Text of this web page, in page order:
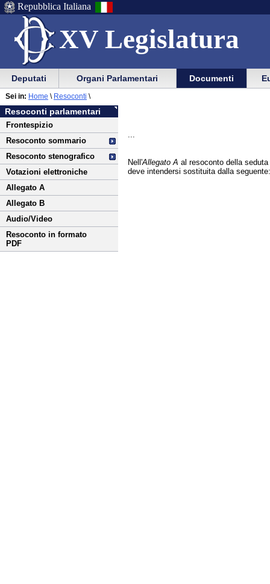
XV Legislatura
Menu
di
ausilio
alla
navigazione
Vai
Menu
di
navigazione
principale
Repubblica Italiana
Menu
di
navigazione
principale
Vai
menu
di
sezione
Deputati Organi Parlamentari Documenti
Vai
al
contenuto
Resoconti parlamentari
Frontespizio
Resoconto sommario
Resoconto stenografico
Votazioni elettroniche
Allegato A
Allegato B
Audio/Video
Resoconto in formato
PDF
Sei in: Home \ Resoconti \
Nell'Allegato A al resoconto della
deve intendersi sostituita dalla